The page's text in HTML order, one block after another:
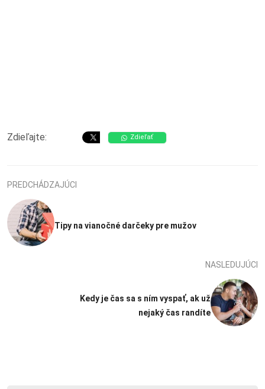
Zdieľajte: Zdieľať
PREDCHÁDZAJÚCI
Tipy na vianočné darčeky pre mužov
NASLEDUJÚCI
Kedy je čas sa s ním vyspať, ak už
nejaký čas randíte